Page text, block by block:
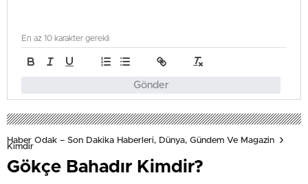
Gönder
En az 10 karakter gerekli
Haber Odak – Son Dakika Haberleri, Dünya, Gündem Ve Magazin
Kimdir
Gökçe Bahadır Kimdir?